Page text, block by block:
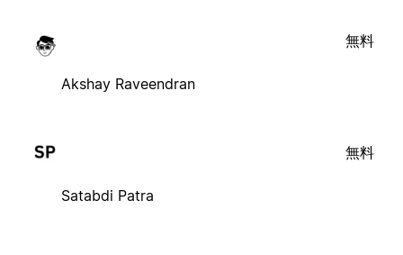
Akshay Raveendran
無料
Satabdi Patra
無料